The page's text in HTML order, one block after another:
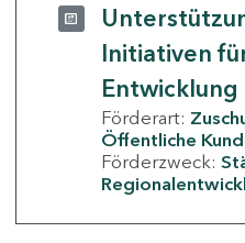
Initiativen
Entwicklung
Förderart:
Öffentliche
Förderzweck: